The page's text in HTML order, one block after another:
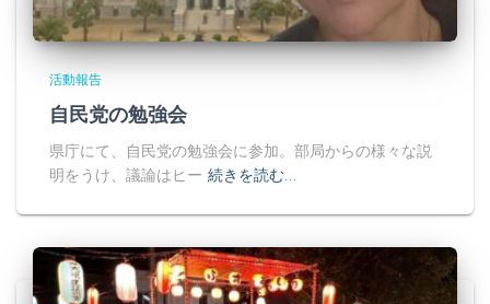
活動報告
自民党の勉強会
県庁にて、自民党の勉強会に参加。部局からの様々な説
明をうけ、議論はヒー 続きを読む…